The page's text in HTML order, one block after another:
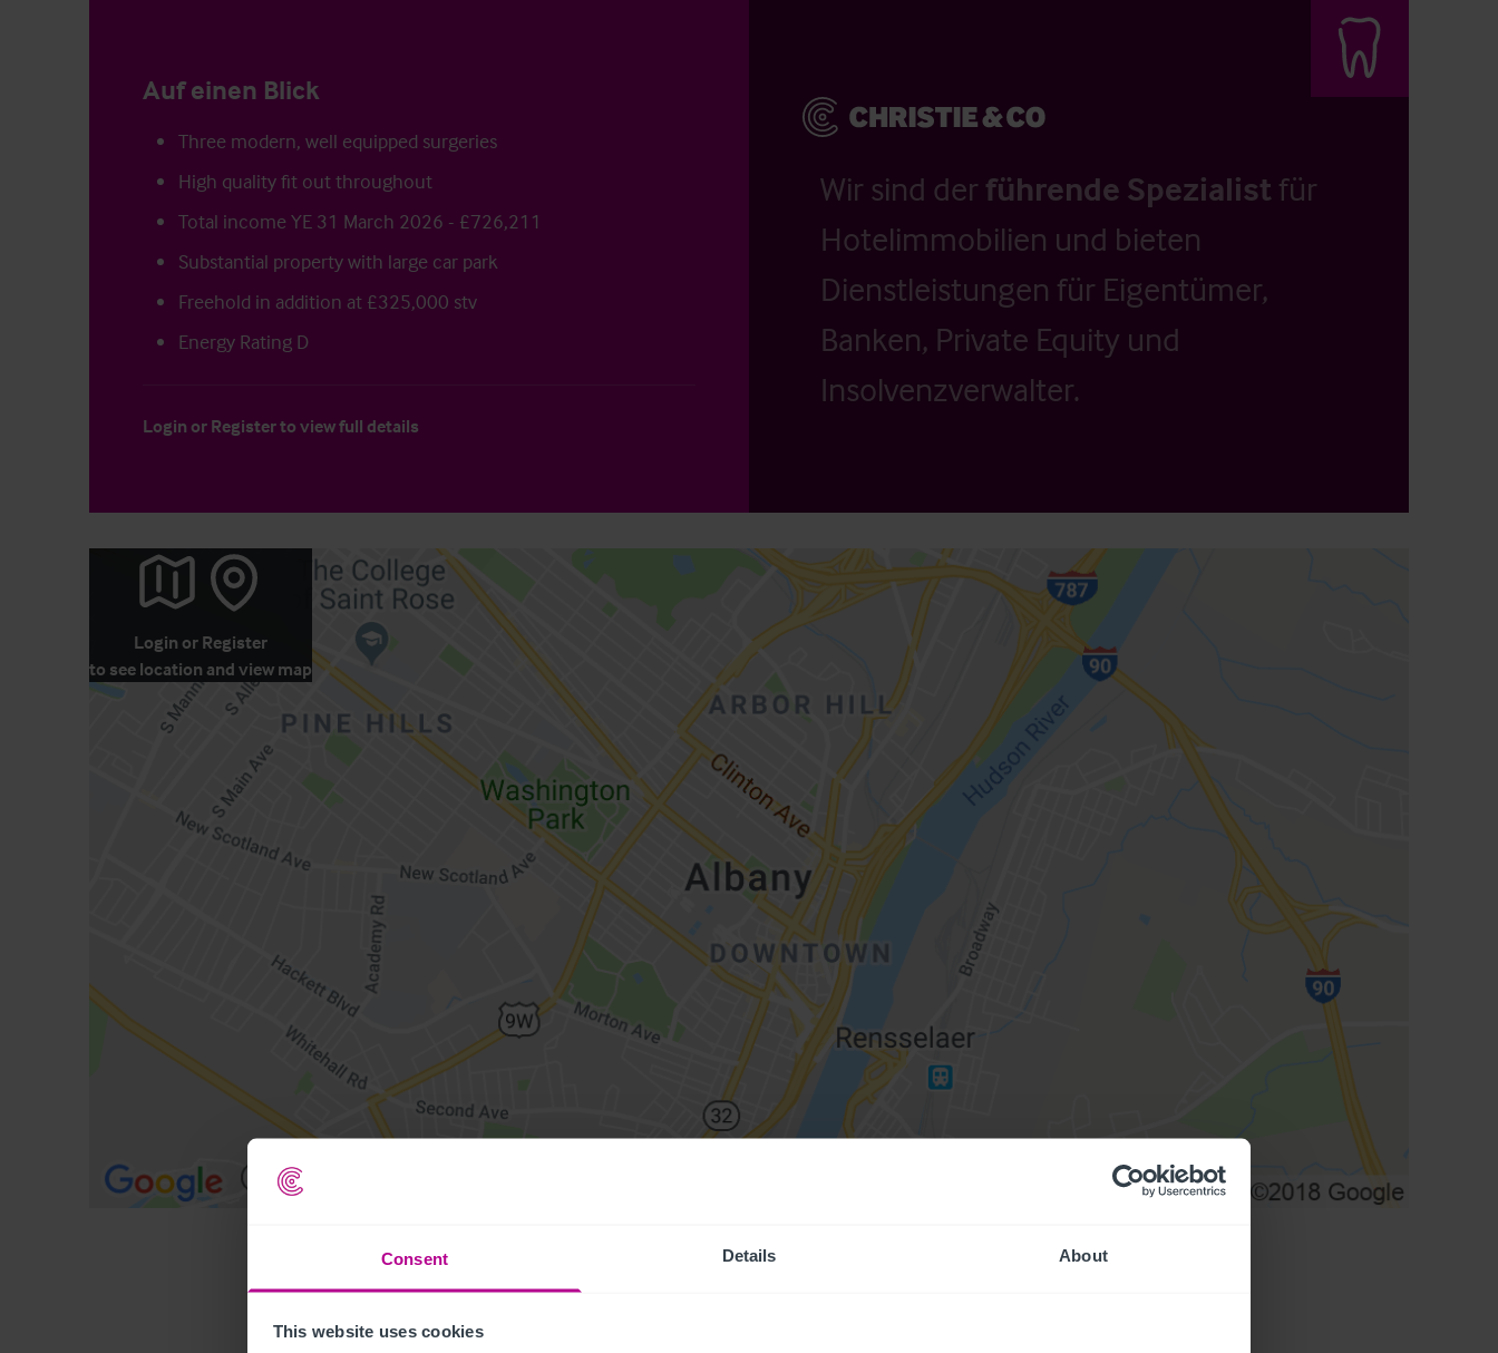
Consent Details About
This website uses cookies
Auf einen Blick
Three modern, well equipped surgeries
High quality fit out throughout
Total income YE 31 March 2026 - £726,211
Substantial property with large car park
Freehold in addition at £325,000 stv
Energy Rating D
Login or Registerto view full details
Wir sind der führende Spezialistfür
Hotelimmobilien und bieten
Dienstleistungen für Eigentümer,
Banken, Private Equity und
Insolvenzverwalter.
Login or Register
to see location and view map